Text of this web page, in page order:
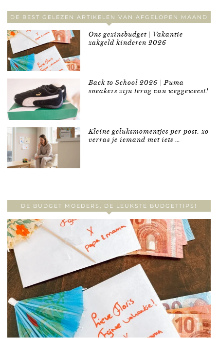
DE BEST GELEZEN ARTIKELEN VAN AFGELOPEN MAAND
Ons gezinsbudget | Vakantie
zakgeld kinderen 2026
Back to School 2026 | Puma
sneakers zijn terug van weggeweest!
Kleine geluksmomentjes per post: zo
verras je iemand met iets …
DE BUDGET MOEDERS, DE LEUKSTE BUDGETTIPS!